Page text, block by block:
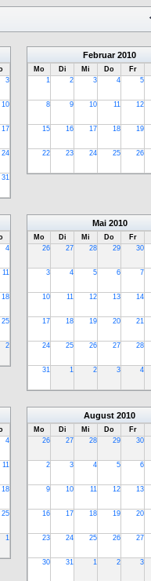
3
10
17
24
31
Februar 2010
Mo Di Mi Do
Fr
1
2 3 4 5
8 9 10 11 12
15 16 17 18 19
22 23 24 25 26
4
11
18
25
2
Mai 2010
Mo Di Mi Do
Fr
26
27 28 29 30
3 4 5 6 7
10 11 12 13 14
17 18 19 20 21
24 25 26 27 28
31 1 2 3 4
4
11
18
25
1
August 2010
Mo Di Mi Do
Fr
26
27 28 29 30
2 3 4 5 6
9 10 11 12 13
16 17 18 19 20
23 24 25 26 27
30 31 1 2 3